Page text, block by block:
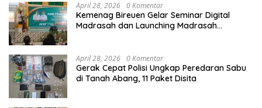
April 28, 2026 0 Komentar
Kemenag Bireuen Gelar Seminar Digital
Madrasah dan Launching Madrasah
April 28, 2026 0 Komentar
Gerak Cepat Polisi Ungkap Peredaran Sabu
di Tanah Abang, 11 Paket Disita